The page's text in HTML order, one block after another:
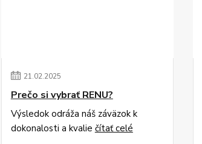
21.02.2025
Prečo si vybrať RENU?
Výsledok odráža náš záväzok k
dokonalosti a kvalie čítať celé